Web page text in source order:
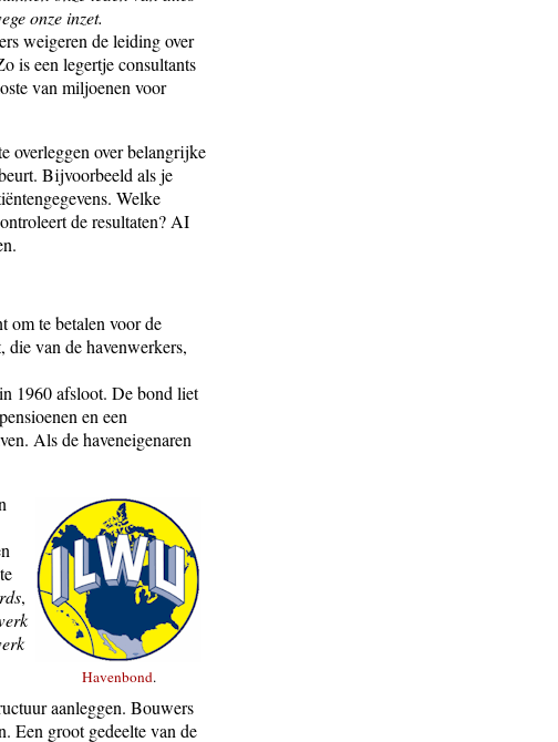
onze inzet.
weigeren de leiding over
is een legertje consultants
van miljoenen voor
overleggen over belangrijke
Bijvoorbeeld als je
Welke
de resultaten? AI
om te betalen voor de
die van de havenwerkers,
1960 afsloot. De bond liet
en een
Als de haveneigenaren
Havenbond.
,
aanleggen. Bouwers
Een groot gedeelte van de